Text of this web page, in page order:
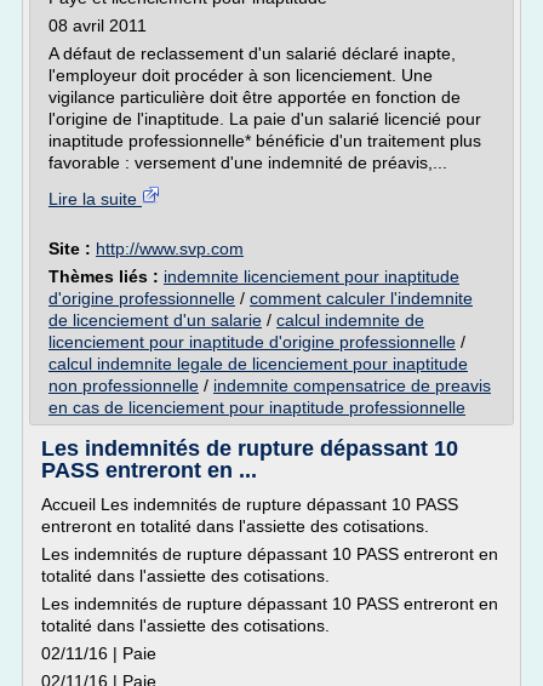
08 avril 2011
A défaut de reclassement d'un salarié déclaré inapte,
l'employeur doit procéder à son licenciement. Une
vigilance particulière doit être apportée en fonction de
l'origine de l'inaptitude. La paie d'un salarié licencié pour
inaptitude professionnelle* bénéficie d'un traitement plus
favorable : versement d'une indemnité de préavis,...
Lire la suite
Site : http://www.svp.com
Thèmes liés : indemnite licenciement pour inaptitude
d'origine professionnelle / comment calculer l'indemnite
de licenciement d'un salarie / calcul indemnite de
licenciement pour inaptitude d'origine professionnelle /
calcul indemnite legale de licenciement pour inaptitude
non professionnelle / indemnite compensatrice de preavis
en cas de licenciement pour inaptitude professionnelle
Les indemnités de rupture dépassant 10
PASS entreront en ...
Accueil Les indemnités de rupture dépassant 10 PASS
entreront en totalité dans l'assiette des cotisations.
Les indemnités de rupture dépassant 10 PASS entreront en
totalité dans l'assiette des cotisations.
Les indemnités de rupture dépassant 10 PASS entreront en
totalité dans l'assiette des cotisations.
02/11/16 | Paie
02/11/16 | Paie